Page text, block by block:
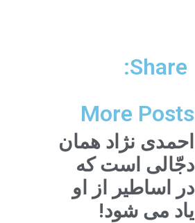
Share:
More Posts
احمدی نژاد همان
دجّالی است که
در اساطیر از او
یاد می شود!